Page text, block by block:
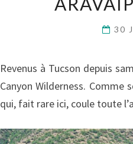
30
Revenus à Tucson depuis
Canyon Wilderness. Comme
qui, fait rare ici, coule toute